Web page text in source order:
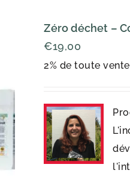
Zéro déchet –
2% de toute
€19,00